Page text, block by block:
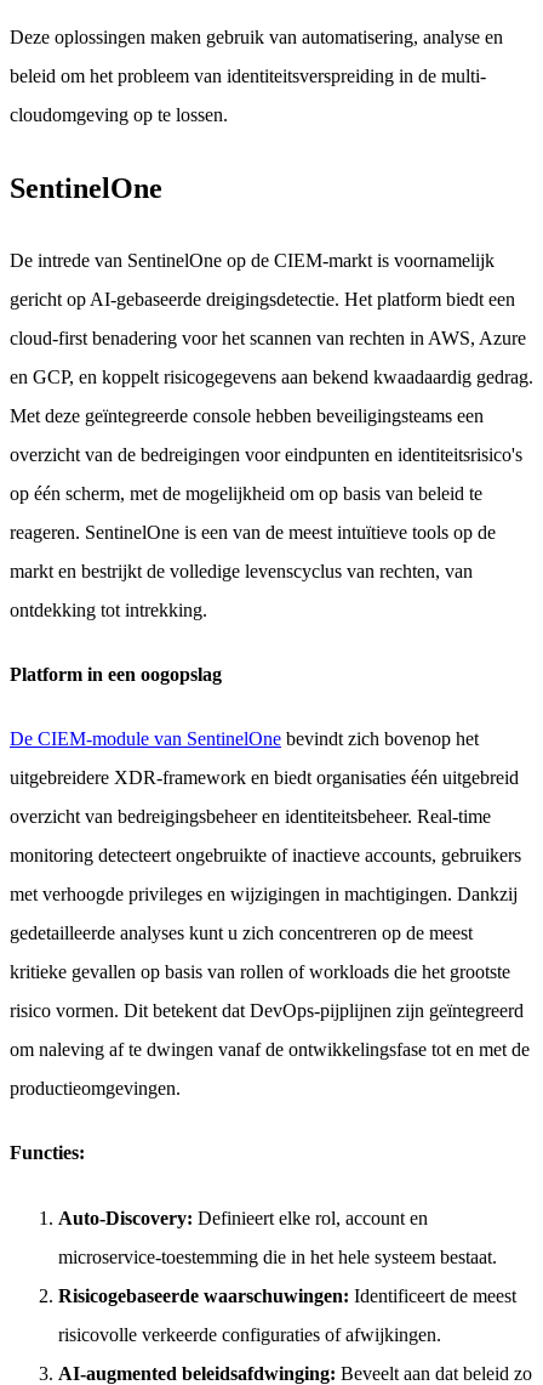
Deze oplossingen maken gebruik van automatisering, analyse en
beleid om het probleem van identiteitsverspreiding in de multi-
cloudomgeving op te lossen.
SentinelOne
De intrede van SentinelOne op de CIEM-markt is voornamelijk
gericht op AI-gebaseerde dreigingsdetectie. Het platform biedt een
cloud-first benadering voor het scannen van rechten in AWS, Azure
en GCP, en koppelt risicogegevens aan bekend kwaadaardig gedrag.
Met deze geïntegreerde console hebben beveiligingsteams een
overzicht van de bedreigingen voor eindpunten en identiteitsrisico's
op één scherm, met de mogelijkheid om op basis van beleid te
reageren. SentinelOne is een van de meest intuïtieve tools op de
markt en bestrijkt de volledige levenscyclus van rechten, van
ontdekking tot intrekking.
Platform in een oogopslag
De CIEM-module van SentinelOne bevindt zich bovenop het
uitgebreidere XDR-framework en biedt organisaties één uitgebreid
overzicht van bedreigingsbeheer en identiteitsbeheer. Real-time
monitoring detecteert ongebruikte of inactieve accounts, gebruikers
met verhoogde privileges en wijzigingen in machtigingen. Dankzij
gedetailleerde analyses kunt u zich concentreren op de meest
kritieke gevallen op basis van rollen of workloads die het grootste
risico vormen. Dit betekent dat DevOps-pijplijnen zijn geïntegreerd
om naleving af te dwingen vanaf de ontwikkelingsfase tot en met de
productieomgevingen.
Functies:
Auto-Discovery: Definieert elke rol, account en
microservice-toestemming die in het hele systeem bestaat.
Risicogebaseerde waarschuwingen: Identificeert de meest
risicovolle verkeerde configuraties of afwijkingen.
AI-augmented beleidsafdwinging: Beveelt aan dat beleid zo